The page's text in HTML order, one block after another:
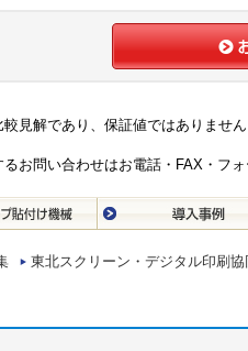
見解であり、保証値ではありませ
お問い合わせはお電話・FAX・フ
東北スクリーン・デジタル印刷協